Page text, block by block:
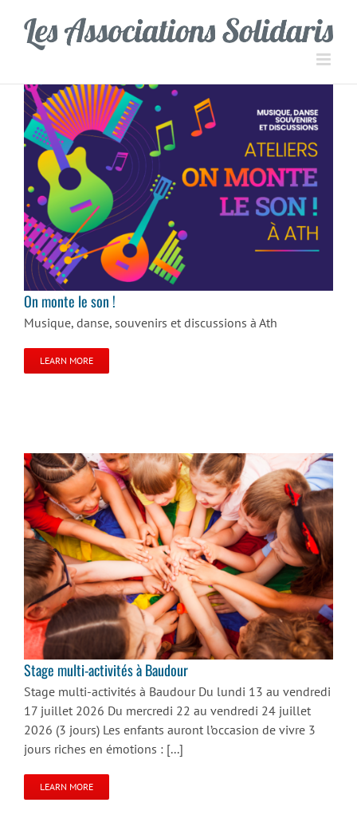
contenu
On monte le son !
On monte le son !
Musique, danse, souvenirs et discussions à Ath
LEARN MORE
Stage multi-activités à Baudour
Stage multi-activités à Baudour
Stage multi-activités à Baudour Du lundi 13 au vendredi
17 juillet 2026 Du mercredi 22 au vendredi 24 juillet
2026 (3 jours) Les enfants auront l’occasion de vivre 3
jours riches en émotions : [...]
LEARN MORE